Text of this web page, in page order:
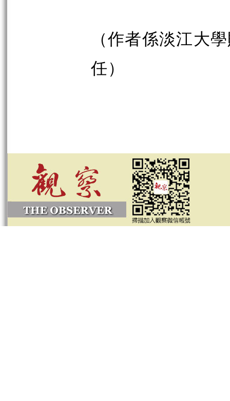
（作者係淡江大
任）